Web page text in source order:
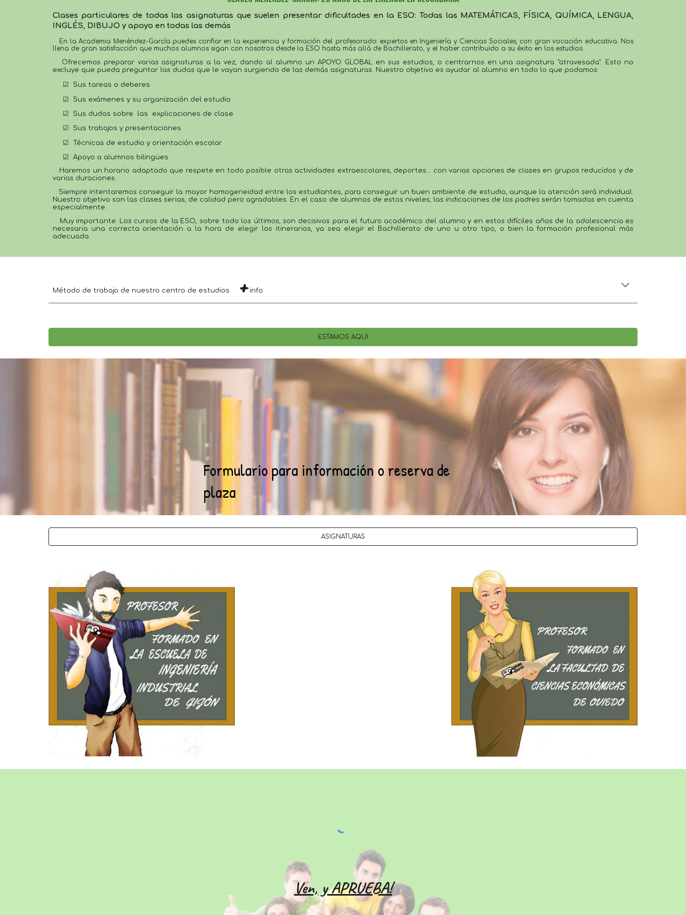
Clases particulares de todas las asignaturas que suelen presentar dificultades en la ESO: Todas las
MATEMÁTICAS, FÍSICA, QUÍMICA, LENGUA,
INGLÉS, DIBUJO y apoyo en todas las demás
llena de gran satisfacción que muchos alumnos sigan con nosotros desde la ESO hasta más allá de Bachillerato, y el haber contribuido a su éxito en los estudios.
Ofrecemos preparar varias asignaturas a la vez, dando al alumno un APOYO GLOBAL en sus estudios, o centrarnos en una asignatura "atravesada".
Esto no
excluye que pueda preguntar las dudas que le vayan surgiendo de las demás asignaturas. Nuestro objetivo es ayudar al alumno en todo lo que podamos:
☑︎  Sus tareas o deberes
☑︎  Sus exámenes y su organización del estudio
☑︎  Sus dudas sobre  las  explicaciones de clase
☑︎  Sus trabajos y presentaciones
☑︎  Técnicas de estudio y orientación escolar
☑︎  Apoyo a alumnos bilingües
Haremos un horario adaptado que respete en todo posible otras actividades extraescolares, deportes... con varias opciones de clases en grupos reducidos y de
varias duraciones.
Siempre intentaremos conseguir la mayor homogeneidad entre los estudiantes, para conseguir un buen ambiente de estudio, aunque la atención será individual.
Nuestro objetivo son las clases serias, de calidad pero agradables. En el caso de alumnos de estos niveles, las indicaciones de los padres serán tomadas en cuenta
especialmente.
   Muy importante:
Los cursos de la ESO, sobre todo los últimos, son decisivos para el futuro académico del alumno y en estos difíciles años de la adolescencia es
necesaria una correcta orientación a la hora de elegir los itinerarios, ya sea elegir el Bachillerato de uno u otro tipo, o bien la formación profesional más
adecuada.
Método de trabajo de nuestro centro de estudios + info
ESTAMOS AQUÍ
ASIGNATURAS
Ven, y APRUEBA!